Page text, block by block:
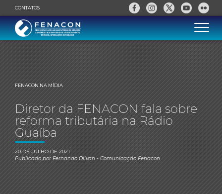
CONTATOS
FENACON NA MÍDIA
Diretor da FENACON fala sobre
reforma tributária na Rádio
Guaíba
20 DE JULHO DE 2021
Publicado porFernando Olivan- Comunicação Fenacon